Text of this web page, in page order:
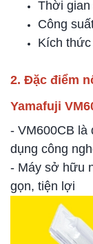
Thời gian
Công
Kích
2. Đặc điểm
Yamafuji
- VM600CB là
dụng công
- Máy sở hữu
gọn, tiện lợi